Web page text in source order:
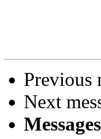
Previous
Next